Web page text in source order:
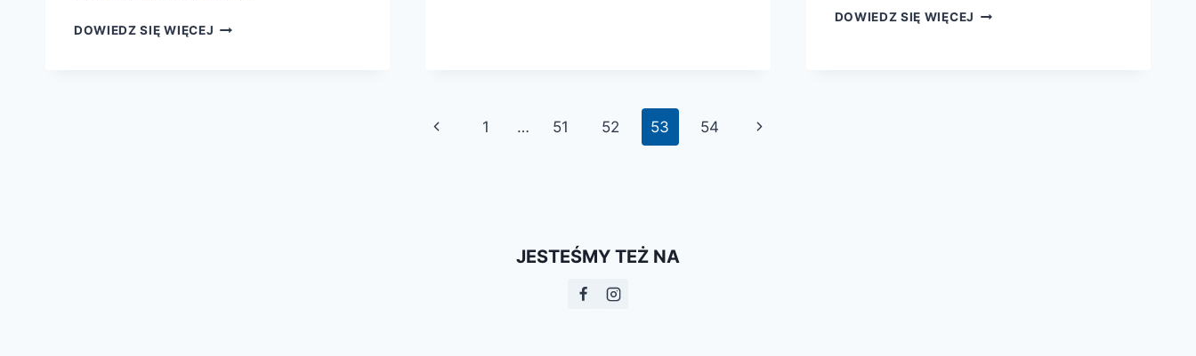
DOWIEDZ SIĘ WIĘCEJ ZABAWY
DOWIEDZ SIĘ WIĘCEJ ABECADŁO
Poprzednia
1 … 51 52 53 54
Następna
JESTEŚMY TEŻ NA